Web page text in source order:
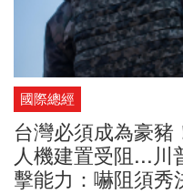
國際總經
台灣必須成為豪
人機建置受阻...川
擊能力：嚇阻須秀